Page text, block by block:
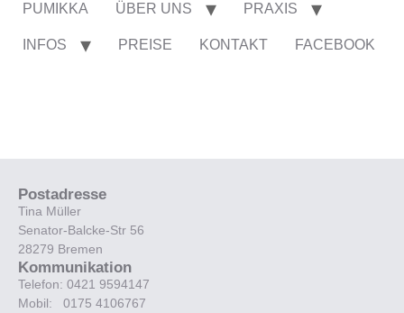
PUMIKKA ÜBER UNS PRAXIS
INFOS PREISE KONTAKT FACEBOOK
Postadresse
Tina Müller
Senator-Balcke-Str 56
28279 Bremen
Kommunikation
Telefon: 0421 9594147
Mobil: 0175 4106767